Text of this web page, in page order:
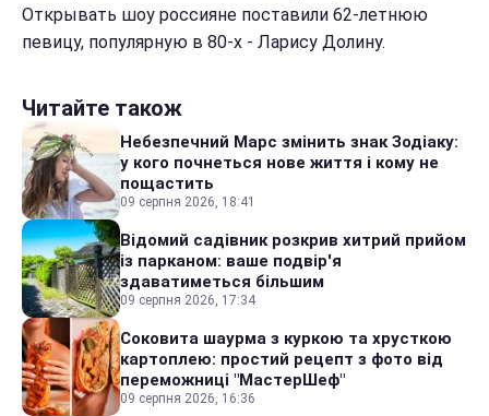
Открывать шоу россияне поставили 62-летнюю
певицу, популярную в 80-х - Ларису Долину.
Читайте також
Небезпечний Марс змінить знак Зодіаку:
у кого почнеться нове життя і кому не
пощастить
09 серпня 2026, 18:41
Відомий садівник розкрив хитрий прийом
із парканом: ваше подвір'я
здаватиметься більшим
09 серпня 2026, 17:34
Соковита шаурма з куркою та хрусткою
картоплею: простий рецепт з фото від
переможниці "МастерШеф"
09 серпня 2026, 16:36